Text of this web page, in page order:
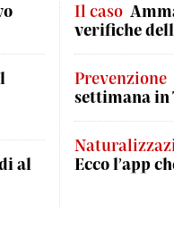
al
Il caso
verifiche
Prevenzione
settimana in
Ecco l’app